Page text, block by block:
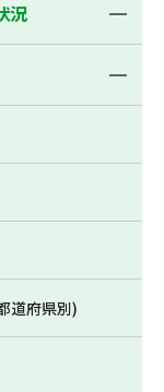
況
道府県別)